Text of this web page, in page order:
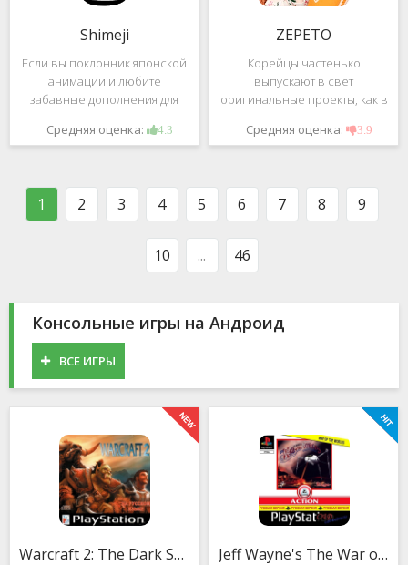
Shimeji
Если вы поклонник японской
анимации и любите
забавные дополнения для
своего смартфона, обратите
внимание на Shimeji -
устройства милыми
персонажами в
Средняя оценка: 4.3
ZEPETO
Корейцы частенько
выпускают в свет
оригинальные проекты, как в
сфере игр, так и приложений.
Так, ZEPETO стремительно
Южной Кореи, не смотря на
Средняя оценка: 3.9
1 2 3 4 5 6 7 8 9
10 ... 46
Консольные игры на Андроид
ВСЕ ИГРЫ
Warcraft 2: The Dark Saga Jeff Wayne's The War of the Worlds